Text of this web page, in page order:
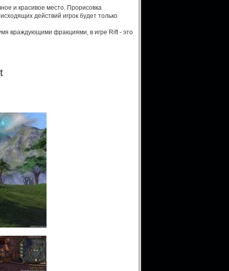
и красивое место. Прорисовка
действий игрок будет только
враждующими фракциями, в игре Rift - это